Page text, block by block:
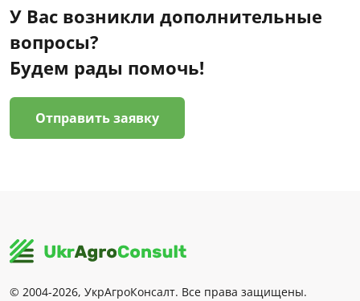
У Вас возникли дополнительные
вопросы?
Будем рады помочь!
Отправить заявку
© 2004-2026, УкрАгроКонсалт. Все права защищены.